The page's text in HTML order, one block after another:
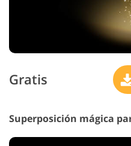
Gratis